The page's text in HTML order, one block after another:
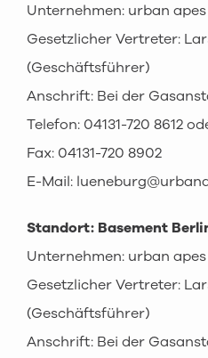
Unternehmen: urban
Gesetzlicher Vertreter:
(Geschäftsführer)
Anschrift: Bei der
Telefon: 04131-720 8612
Fax: 04131-720 8902
E-Mail:
Standort: Basement
Unternehmen: urban
Gesetzlicher Vertreter:
(Geschäftsführer)
Anschrift: Bei der